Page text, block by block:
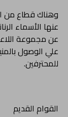
وهناك قطاع من
عنها الأسماء
عن مجموعة
علي الوصول
للمحترفين.
القوام القديم